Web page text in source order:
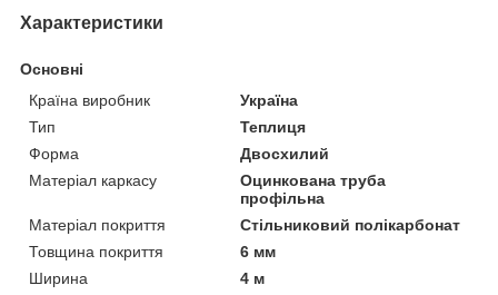
Характеристики
Основні
Країна виробник
Україна
Тип
Теплиця
Форма
Двосхилий
Матеріал каркасу
Оцинкована труба
профільна
Матеріал покриття
Стільниковий полікарбонат
Товщина покриття
6 мм
Ширина
4 м